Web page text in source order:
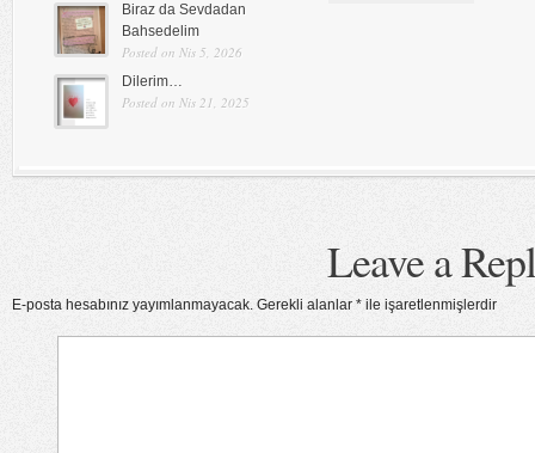
Biraz da Sevdadan
Bahsedelim
Posted on Nis 5, 2026
Dilerim…
Posted on Nis 21, 2025
Leave a
E-posta hesabınız yayımlanmayacak. Gerekli alanlar * ile işaretlenmişlerdir